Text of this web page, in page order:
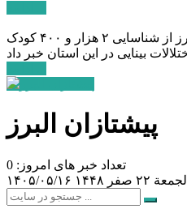
مدیر کل بهزیستی استان البرز از شناسایی ۲ هزار و ۴۰۰ کودک
پیشتازان البرز
تعداد خبر های امروز: 0
۱۴۰۵/۰۵/۱۶
الجمعة ۲۲ صفر ۱۴۴۸